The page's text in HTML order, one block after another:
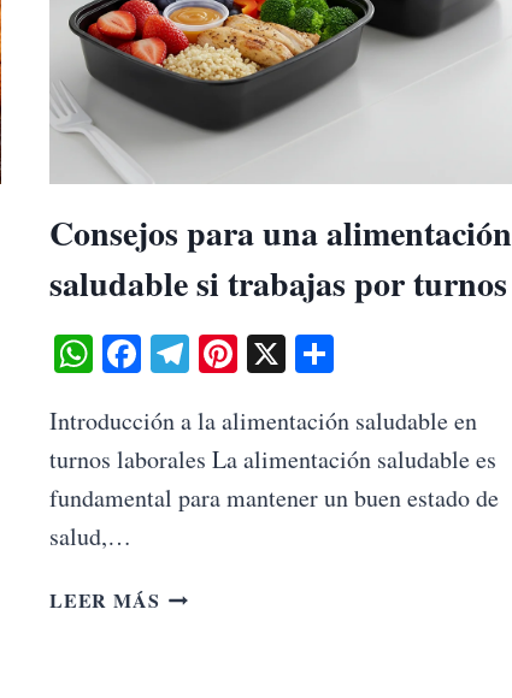
Consejos para una alimentación
saludable si trabajas por turnos
WhatsApp
Facebook
Telegram
Pinterest
X
Introducción a la alimentación saludable en
turnos laborales La alimentación saludable es
fundamental para mantener un buen estado de
salud,…
LEER MÁS CONSEJOS